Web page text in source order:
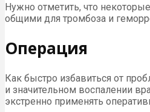
Нужно отметить, что
общими для тромбоза и
Операция
Как быстро избавиться от
и значительном воспалении
экстренно применять